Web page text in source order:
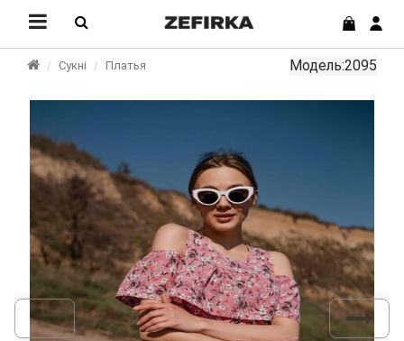
Сукні Платья Модель:2095